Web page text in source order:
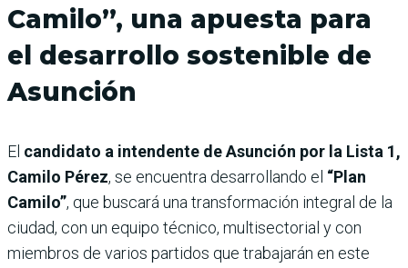
Camilo”, una apuesta para
el desarrollo sostenible de
Asunción
El candidato a intendente de Asunción por la Lista 1,
Camilo Pérez, se encuentra desarrollando el “Plan
Camilo”, que buscará una transformación integral de la
ciudad, con un equipo técnico, multisectorial y con
miembros de varios partidos que trabajarán en este